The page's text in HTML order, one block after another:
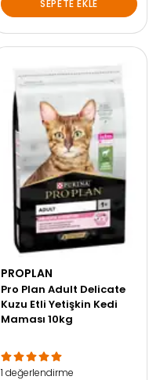
SEPETE EKLE
PROPLAN
Pro Plan Adult Delicate
Kuzu Etli Yetişkin Kedi
Maması 10kg
1 değerlendirme